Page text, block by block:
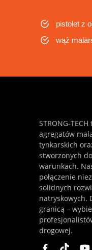
pistolet z
wąż
STRONG-
agregatów
tynkarskich
stworzonych
warunkach.
połączenie
solidnych
natryskowych.
granicą –
drogowej.